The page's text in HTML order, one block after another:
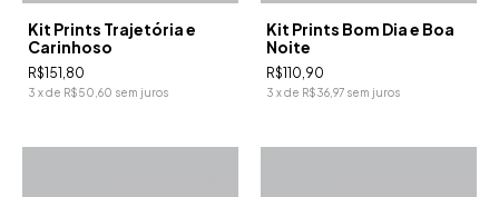
Kit Prints Trajetória e
Carinhoso
R$151,80
3 xde R$50,60 sem juros
Kit Prints Bom Dia e Boa
Noite
R$110,90
3 xde R$36,97 sem juros